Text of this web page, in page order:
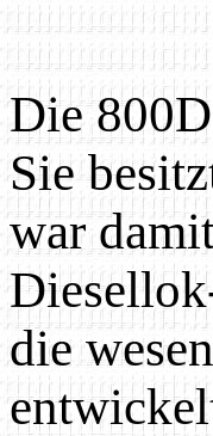
Die
Sie
war
die